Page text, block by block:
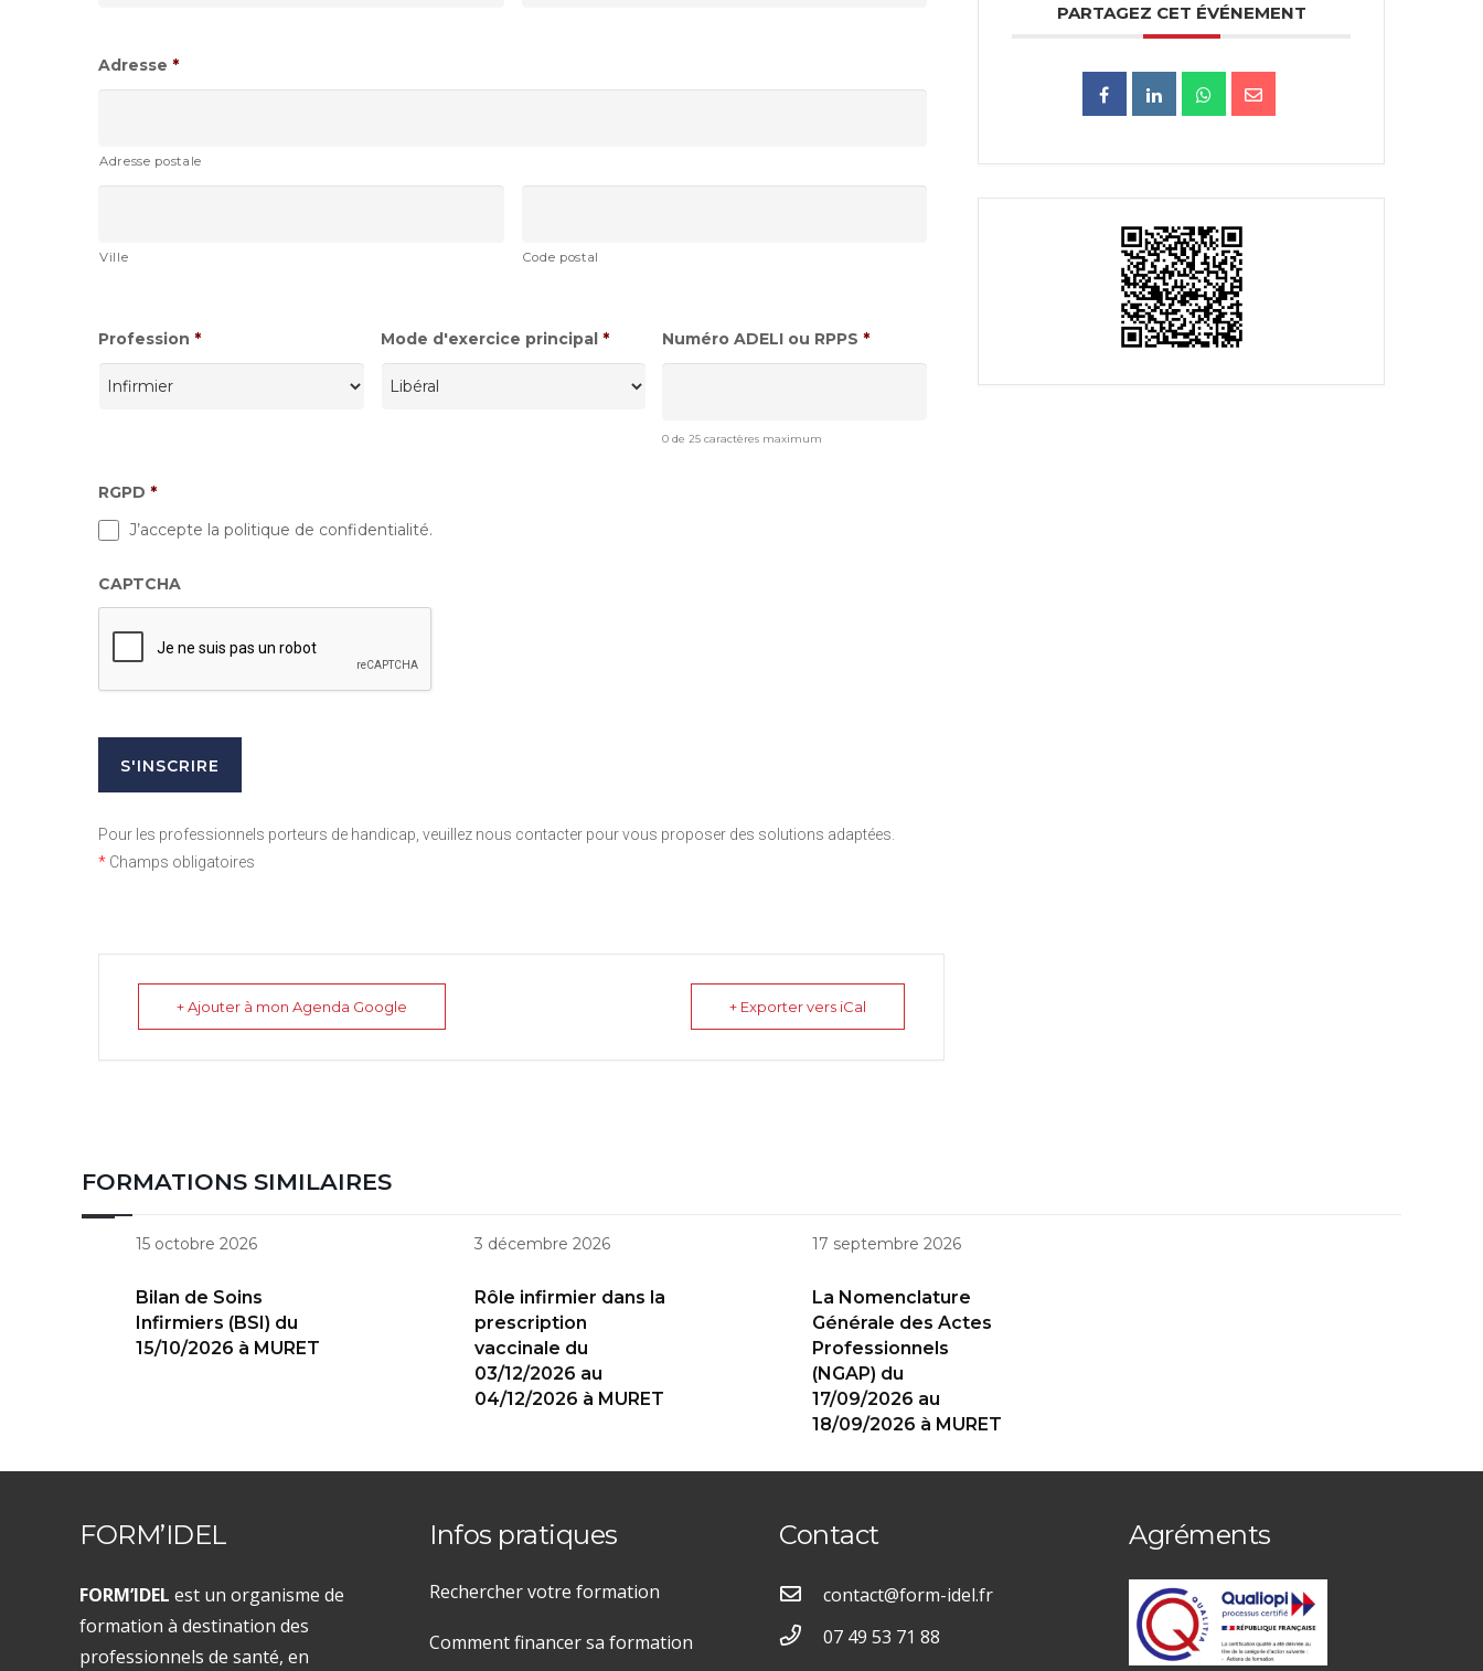
Adresse *
Adresse postale
Ville Code postal
Profession * Mode d'exercice principal * Numéro ADELI ou RPPS *
0 de 25 caractères maximum
RGPD *
J’accepte la politique de confidentialité.
CAPTCHA
Pour les professionnels porteurs de handicap, veuillez nous contacter pour vous proposer des solutions adaptées.
* Champs obligatoires
+ Ajouter à mon Agenda Google + Exporter vers iCal
PARTAGEZ CET ÉVÉNEMENT
FORMATIONS SIMILAIRES
15 octobre 2026
Bilan de Soins
Infirmiers (BSI) du
15/10/2026 à MURET
3 décembre 2026
Rôle infirmier dans la
prescription
vaccinale du
03/12/2026 au
04/12/2026 à MURET
17 septembre 2026
La Nomenclature
Générale des Actes
Professionnels
(NGAP) du
17/09/2026 au
18/09/2026 à MURET
FORM’IDEL
FORM’IDEL est un organisme de
formation à destination des
professionnels de santé, en
Infos pratiques
Rechercher votre formation
Comment financer sa formation
Contact
contact@form-idel.fr
07 49 53 71 88
Agréments